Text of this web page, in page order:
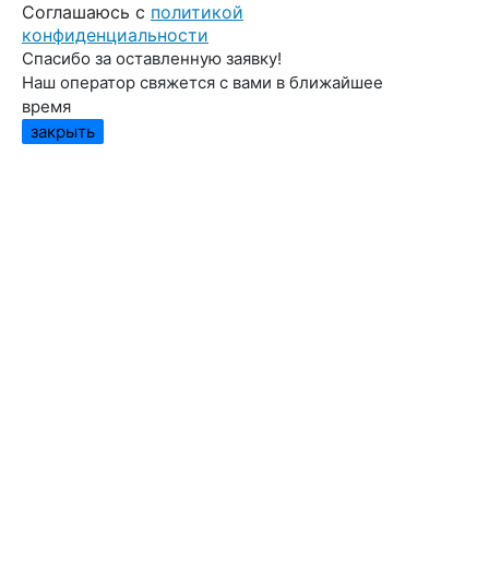
Cоглашаюсь с политикой
конфиденциальности
Спасибо за оставленную заявку!
Наш оператор свяжется с вами в ближайшее
время
закрыть